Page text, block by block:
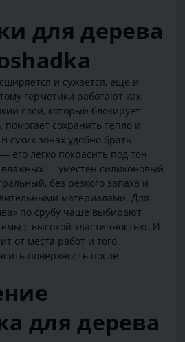
для дерева
и сужается, ещё и
герметики работают как
слой, который блокирует
помогает сохранить тепло и
сухих зонах удобно брать
его легко покрасить под тон
— уместен силиконовый
без резкого запаха и
материалами. Для
по срубу чаще выбирают
с высокой эластичностью. И
от места работ и того,
поверхность после
для дерева